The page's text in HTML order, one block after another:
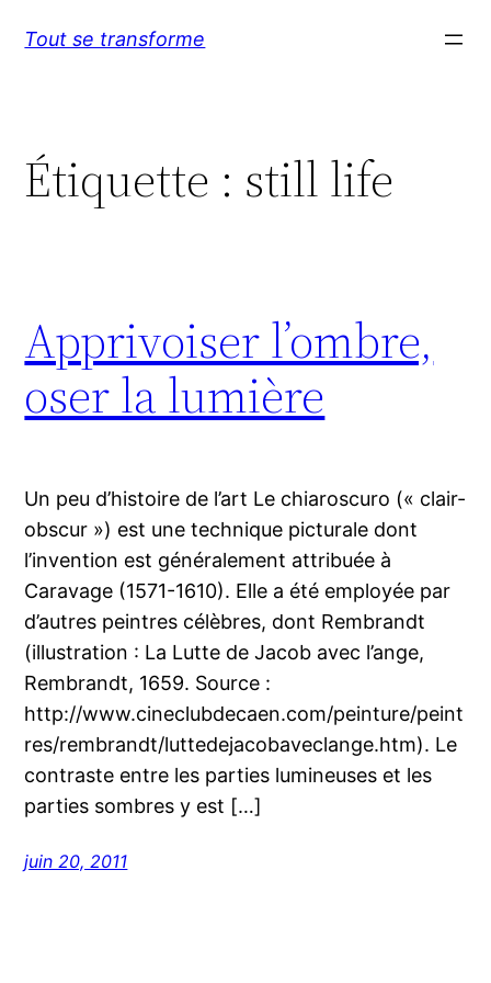
Tout se transforme
Étiquette : still life
Apprivoiser l’ombre,
oser la lumière
Un peu d’histoire de l’art Le chiaroscuro (« clair-
obscur ») est une technique picturale dont
l’invention est généralement attribuée à
Caravage (1571-1610). Elle a été employée par
d’autres peintres célèbres, dont Rembrandt
(illustration : La Lutte de Jacob avec l’ange,
Rembrandt, 1659. Source :
http://www.cineclubdecaen.com/peinture/peint
res/rembrandt/luttedejacobaveclange.htm). Le
contraste entre les parties lumineuses et les
parties sombres y est […]
juin 20, 2011